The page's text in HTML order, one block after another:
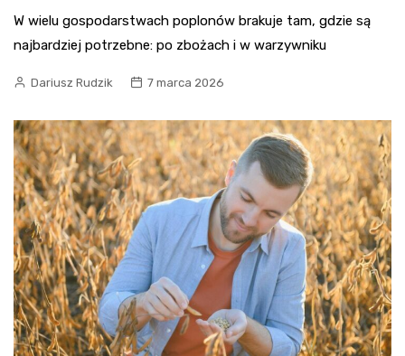
W wielu gospodarstwach poplonów brakuje tam, gdzie są
najbardziej potrzebne: po zbożach i w warzywniku
Dariusz Rudzik 7 marca 2026